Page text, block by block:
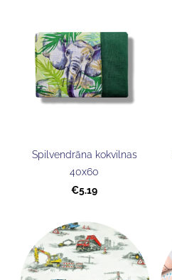
Spilvendrāna kokvilnas
40x60
€5.19